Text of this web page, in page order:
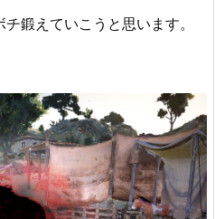
鍛えていこうと思います。